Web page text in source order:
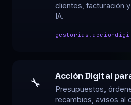
clientes, facturación
IA.
🔧
Acción Digital
Presupuestos,
recambios, avisos al